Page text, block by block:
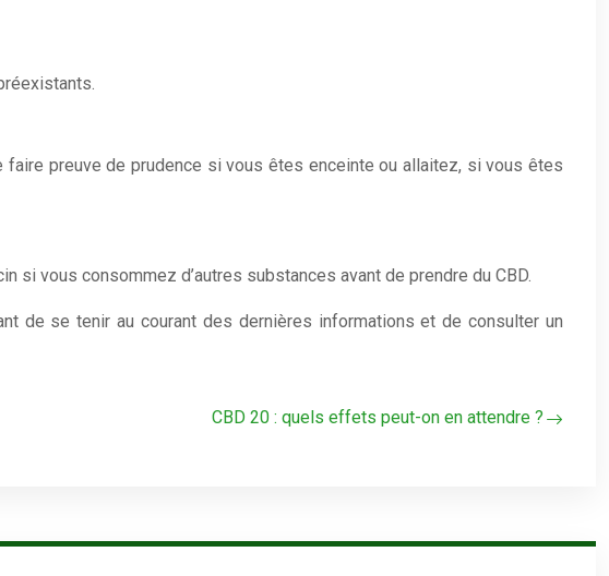
preuve de prudence si vous êtes enceinte ou allaitez, si vous êtes
si vous consommez d’autres substances avant de prendre du CBD.
de se tenir au courant des dernières informations et de consulter un
CBD 20 : quels effets peut-on en attendre ?